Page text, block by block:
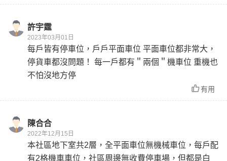
許宇霆
2023年03月01日
每戶皆有停車位，戶戶平面車位 平面車位都非常大，
停貨車都沒問題！ 每一戶都有＂兩個＂機車位 重機也
不怕沒地方停
有用
陳合合
2022年12月15日
本社區地下室共2層，全平面車位無機械車位，每戶配
有2格機車車位，社區周邊無收費停車場，但都是白